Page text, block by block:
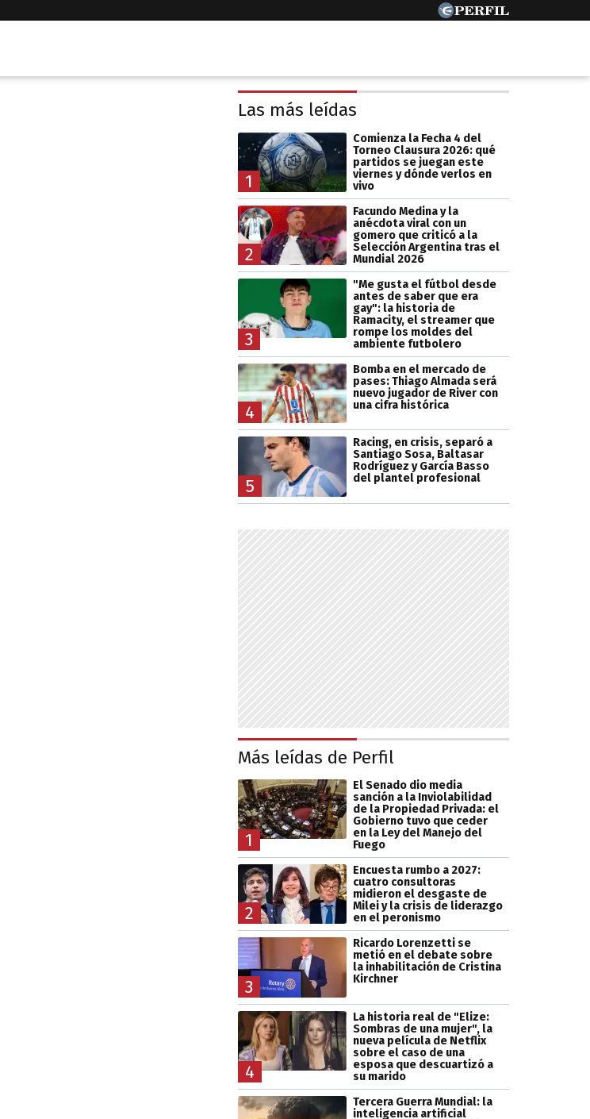
Las más leídas
1
Comienza la Fecha 4 del
Torneo Clausura 2026: qué
partidos se juegan este
viernes y dónde verlos en
vivo
2
Facundo Medina y la
anécdota viral con un
gomero que criticó a la
Selección Argentina tras el
Mundial 2026
3
"Me gusta el fútbol desde
antes de saber que era
gay": la historia de
Ramacity, el streamer que
rompe los moldes del
ambiente futbolero
4
Bomba en el mercado de
pases: Thiago Almada será
nuevo jugador de River con
una cifra histórica
5
Racing, en crisis, separó a
Santiago Sosa, Baltasar
Rodríguez y García Basso
del plantel profesional
Más leídas de Perfil
1
El Senado dio media
sanción a la Inviolabilidad
de la Propiedad Privada: el
Gobierno tuvo que ceder
en la Ley del Manejo del
Fuego
2
Encuesta rumbo a 2027:
cuatro consultoras
midieron el desgaste de
Milei y la crisis de liderazgo
en el peronismo
3
Ricardo Lorenzetti se
metió en el debate sobre
la inhabilitación de Cristina
Kirchner
4
La historia real de "Elize:
Sombras de una mujer", la
nueva película de Netflix
sobre el caso de una
esposa que descuartizó a
su marido
Tercera Guerra Mundial: la
inteligencia artificial